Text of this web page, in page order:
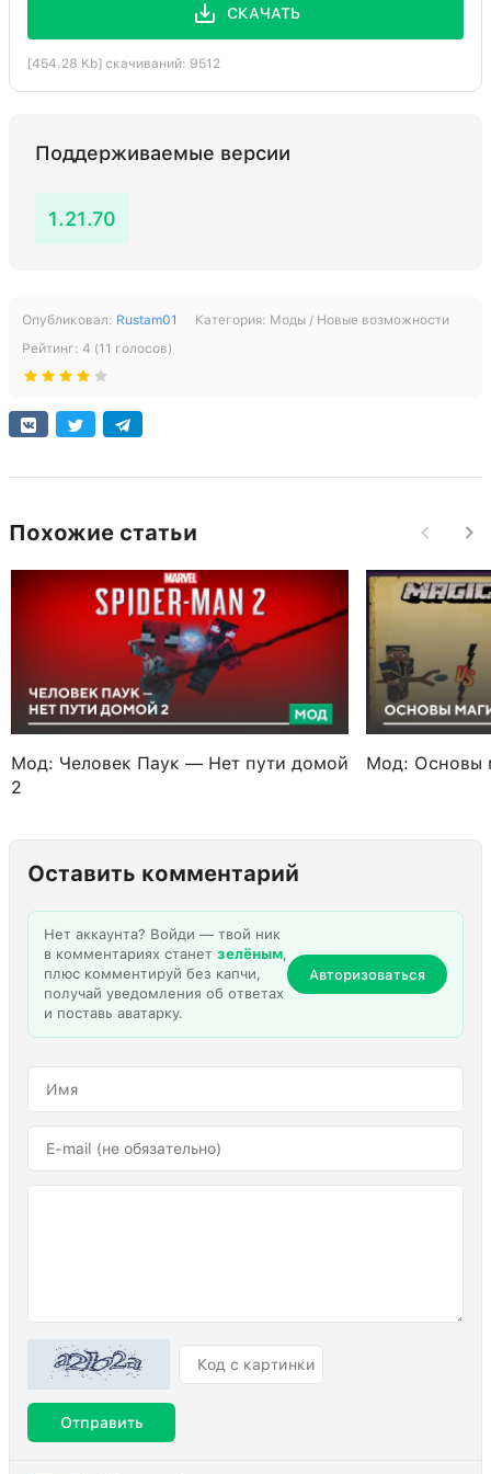
СКАЧАТЬ
[454.28 Kb] скачиваний: 9512
Поддерживаемые версии
1.21.70
Опубликовал: Rustam01 Категория: Моды / Новые возможности
Рейтинг: 4 (11 голосов)
Похожие статьи
Мод: Человек Паук — Нет пути домой
2
Мод: Основы
Оставить комментарий
Нет аккаунта? Войди — твой ник
в комментариях станет зелёным,
плюс комментируй без капчи,
получай уведомления об ответах
и поставь аватарку.
Авторизоваться
Отправить